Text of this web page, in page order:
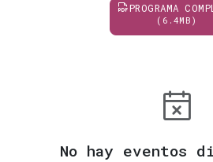
PROGRAMA
(6.4MB)
No hay eventos